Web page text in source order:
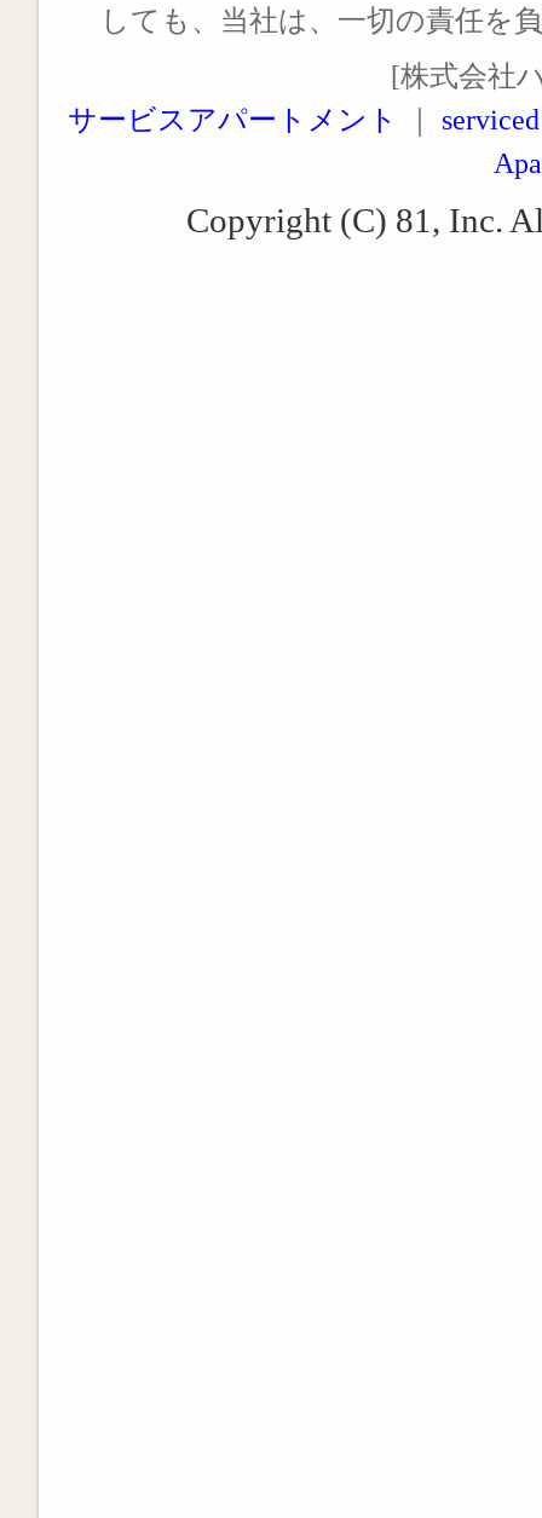
しても、当社は、一切の責任を
[株式会社
サービスアパートメント
Copyright (C) 81, Inc.